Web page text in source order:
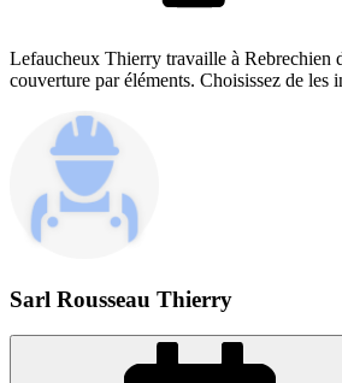
Lefaucheux Thierry travaille à Rebrechien
couverture par éléments. Choisissez de les
Sarl Rousseau Thierry